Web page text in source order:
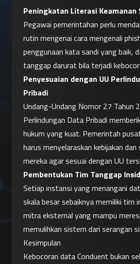
Peningkatan Literasi Keamanan
Pegawai pemerintahan perlu
rutin mengenai cara mengenali
penggunaan kata sandi yang baik,
tanggap darurat bila terjadi
Penyesuaian dengan UU
Pribadi
Undang-Undang Nomor 27 Tahun
Perlindungan Data Pribadi
hukum yang kuat. Pemerintah
harus menyelaraskan kebijakan
mereka agar sesuai dengan UU
Pembentukan Tim Tanggap
Setiap instansi yang menangani
skala besar sebaiknya memiliki tim
mitra eksternal yang mampu
memulihkan sistem dari serangan
Kesimpulan
Kebocoran data Conduent bukan